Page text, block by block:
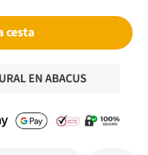
cesta